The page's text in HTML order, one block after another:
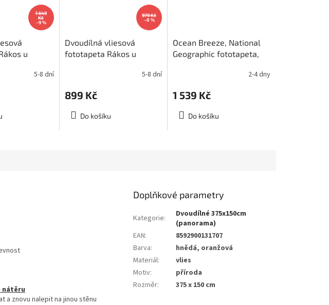
1 649
Kč
–9 %
u
MS-5-0089
5-8 dní
979 Kč
–8 %
Dvoudílná vliesová
fototapeta Rákos u
150x250cm, MS-2-0089
5-8 dní
899 Kč
Do košíku
Ocean Breeze, National
Geographic fototapeta,
2-4 dny
1 539 Kč
Do košíku
nátěru
a znovu nalepit na jinou stěnu
Doplňkové parametry
Kategorie:
Dvoudílné 375x150cm
(panorama)
EAN:
8592900131707
Barva:
hnědá, oranžová
Materiál:
vlies
Motiv:
příroda
Rozměr: 375 x 150 cm